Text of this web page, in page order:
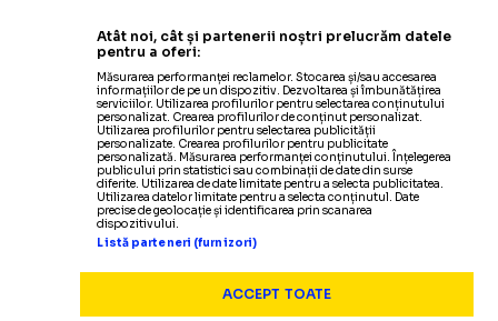
Atât noi, cât și partenerii noștri prelucrăm datele
pentru a oferi:
Măsurarea performanței reclamelor. Stocarea și/sau accesarea
informațiilor de pe un dispozitiv. Dezvoltarea și îmbunătățirea
serviciilor. Utilizarea profilurilor pentru selectarea conținutului
personalizat. Crearea profilurilor de conținut personalizat.
Utilizarea profilurilor pentru selectarea publicității
personalizate. Crearea profilurilor pentru publicitate
personalizată. Măsurarea performanței conținutului. Înțelegerea
publicului prin statistici sau combinații de date din surse
diferite. Utilizarea de date limitate pentru a selecta publicitatea.
Utilizarea datelor limitate pentru a selecta conținutul. Date
precise de geolocație și identificarea prin scanarea
dispozitivului.
Listă parteneri (furnizori)
ACCEPT TOATE